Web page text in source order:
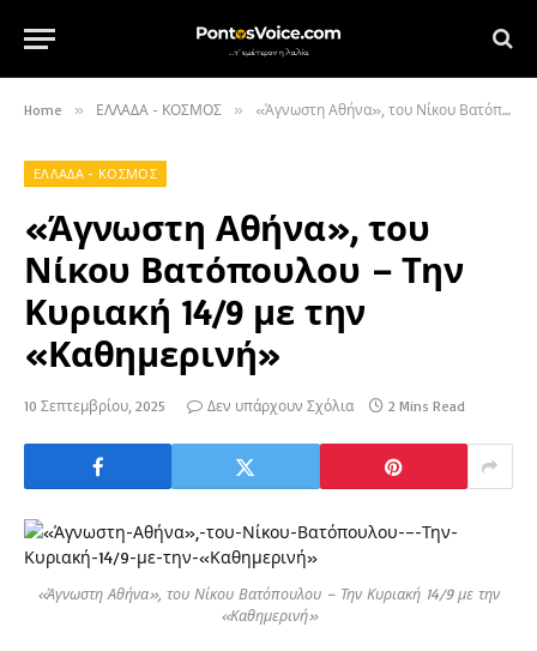
Home » ΕΛΛΑΔΑ - ΚΟΣΜΟΣ » «Άγνωστη Αθήνα», του Νίκου Βατόπουλου – Την Κυριακή 14/9 με την «Καθημερινή»
ΕΛΛΑΔΑ - ΚΟΣΜΟΣ
«Άγνωστη Αθήνα», του
Νίκου Βατόπουλου – Την
Κυριακή 14/9 με την
«Καθημερινή»
10 Σεπτεμβρίου, 2025 Δεν υπάρχουν Σχόλια 2 Mins Read
«Άγνωστη Αθήνα», του Νίκου Βατόπουλου – Την Κυριακή 14/9 με την
«Καθημερινή»